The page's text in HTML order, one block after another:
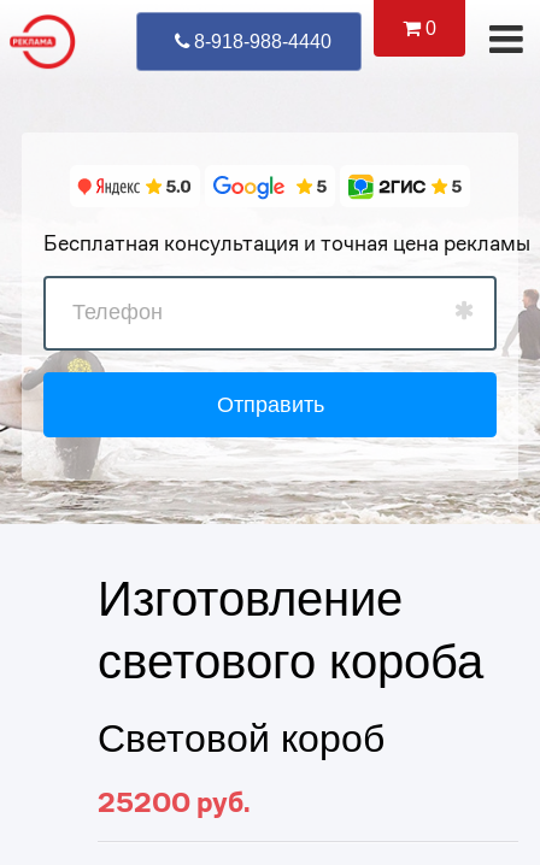
0
8-918-988-4440 Уже
Бесплатная консультация и точная цена рекламы
Отправить
Изготовление
светового короба
Световой короб
25200 руб.